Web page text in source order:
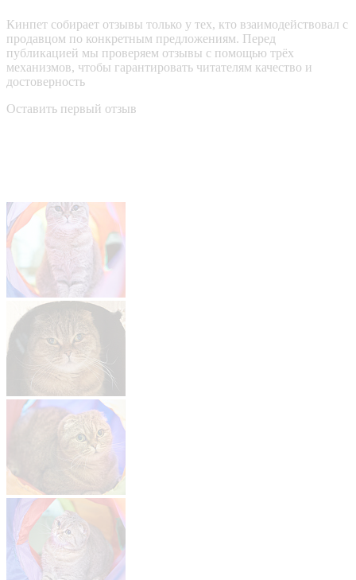
Кинпет собирает отзывы только у тех, кто взаимодействовал с
продавцом по конкретным предложениям. Перед
публикацией мы проверяем отзывы с помощью трёх
механизмов, чтобы гарантировать читателям качество и
достоверность
Оставить первый отзыв